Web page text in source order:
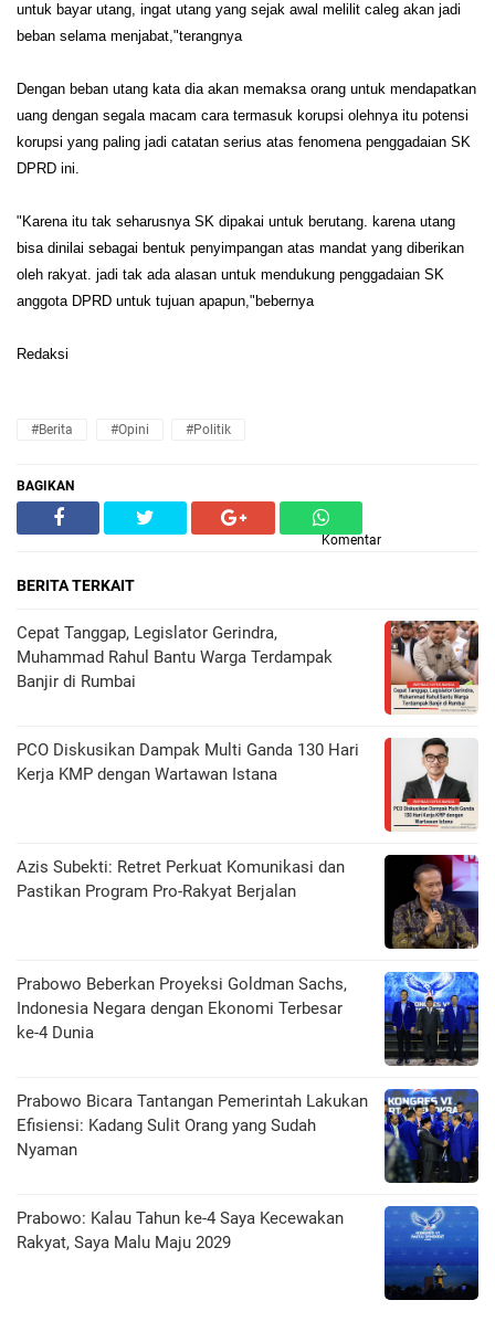
untuk bayar utang, ingat utang yang sejak awal melilit caleg akan jadi
beban selama menjabat,"terangnya
Dengan beban utang kata dia akan memaksa orang untuk mendapatkan
uang dengan segala macam cara termasuk korupsi olehnya itu potensi
korupsi yang paling jadi catatan serius atas fenomena penggadaian SK
DPRD ini.
"Karena itu tak seharusnya SK dipakai untuk berutang. karena utang
bisa dinilai sebagai bentuk penyimpangan atas mandat yang diberikan
oleh rakyat. jadi tak ada alasan untuk mendukung penggadaian SK
anggota DPRD untuk tujuan apapun,"bebernya
Redaksi
#Berita #Opini #Politik
BAGIKAN
Komentar
BERITA TERKAIT
Cepat Tanggap, Legislator Gerindra,
Muhammad Rahul Bantu Warga Terdampak
Banjir di Rumbai
PCO Diskusikan Dampak Multi Ganda 130 Hari
Kerja KMP dengan Wartawan Istana
Azis Subekti: Retret Perkuat Komunikasi dan
Pastikan Program Pro-Rakyat Berjalan
Prabowo Beberkan Proyeksi Goldman Sachs,
Indonesia Negara dengan Ekonomi Terbesar
ke-4 Dunia
Prabowo Bicara Tantangan Pemerintah Lakukan
Efisiensi: Kadang Sulit Orang yang Sudah
Nyaman
Prabowo: Kalau Tahun ke-4 Saya Kecewakan
Rakyat, Saya Malu Maju 2029